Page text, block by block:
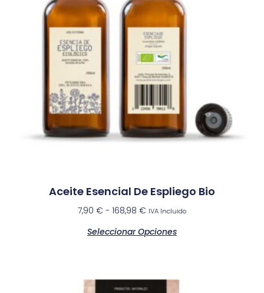
Aceite Esencial De Espliego Bio
7,90 € - 168,98 € IVA Incluido
Seleccionar Opciones